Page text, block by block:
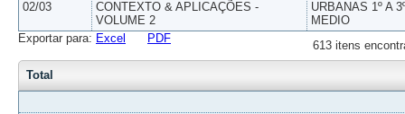
02/03
CONTEXTO & APLICAÇÕES -
VOLUME 2
URBANAS 1º A
MEDIO
613 itens
Exportar para: Excel PDF
Total